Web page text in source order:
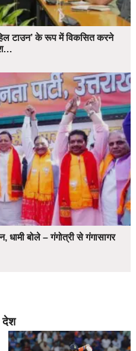
टाउन’ के रूप में विकसित करने
धामी बोले – गंगोत्री से गंगासागर
देश